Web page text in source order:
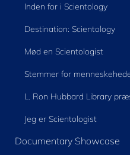
Inden for i Scientology
Destination: Scientology
Mød en Scientologist
Stemmer for
L. Ron Hubbard Library
Jeg er Scientologist
Documentary Showcase